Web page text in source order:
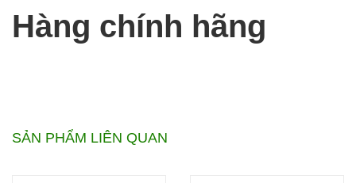
Hàng chính hãng
SẢN PHẨM LIÊN QUAN